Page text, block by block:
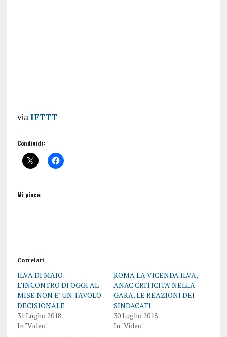
viaIFTTT
Condividi:
Mi piace:
Correlati
ILVA DI MAIO
L’INCONTRO DI OGGI AL
MISE NON E’ UN TAVOLO
DECISIONALE
31 Luglio 2018
In "Video"
ROMA LA VICENDA ILVA,
ANAC CRITICITA’ NELLA
GARA, LE REAZIONI DEI
SINDACATI
30 Luglio 2018
In "Video"